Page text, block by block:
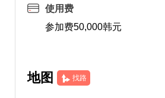
使用费
参加费50,000韩元
地图 找路